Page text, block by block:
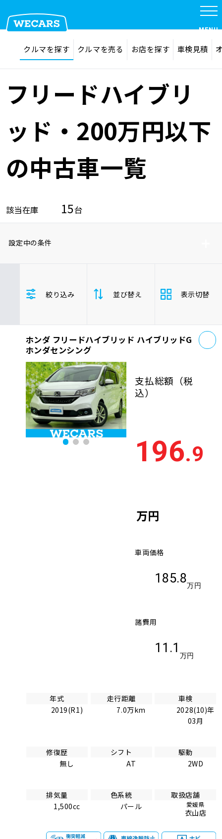
在庫検索 サイト内検索
MENU
クルマを探す
品質管理とサポート体制
オイル交換・点検・整備予約
企業情報
0120-733-500
クルマを探す クルマを売る お店を探す 車検見積
フリードハイブリ
ッド・200万円以下
の中古車一覧
該当在庫 15台
設定中の条件
車両本体価格(下限)
車両本体価格(上限)
絞り込み 並び替え
支払総
額
安い順 高
年式 新しい順
走行距
離
少ない順
排気量 大きい順
表示切替
ホンダ フリードハイブリッド ハイブリッドG
ホンダセンシング
支払総額 （税
込）
196.9
万円
車両価格
185.8
万円
諸費用
11.1
万円
年式
2019(R1)
走行距離
7.0万km
車検
2028(10)年
03月
修復歴
無し
シフト
AT
駆動
2WD
排気量
1,500cc
色系統
パール
取扱店舗
愛媛県
衣山店